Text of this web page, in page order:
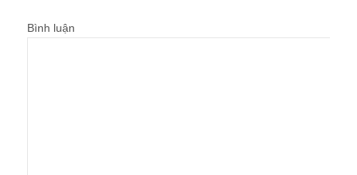
Bình luận